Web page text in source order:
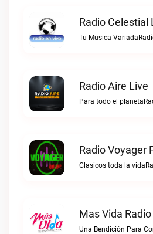
Radio Celestial
Tu Musica
Radio Aire Live
Para todo el
Radio Voyager
Clasicos toda la
Mas Vida